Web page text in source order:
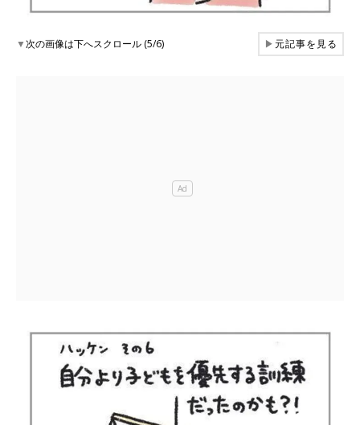
▼次の画像は下へスクロール (5/6) ▶元記事を見る